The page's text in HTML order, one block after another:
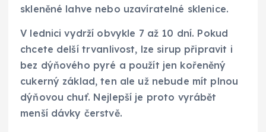
skleněné lahve nebo uzavíratelné sklenice.
V lednici vydrží obvykle 7 až 10 dní. Pokud
chcete delší trvanlivost, lze sirup připravit i
bez dýňového pyré a použít jen kořeněný
cukerný základ, ten ale už nebude mít plnou
dýňovou chuť. Nejlepší je proto vyrábět
menší dávky čerstvě.